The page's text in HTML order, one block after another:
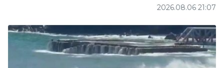
2026.08.06 21:07